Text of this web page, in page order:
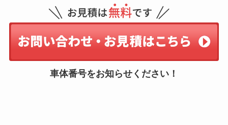
車体番号をお知らせください！